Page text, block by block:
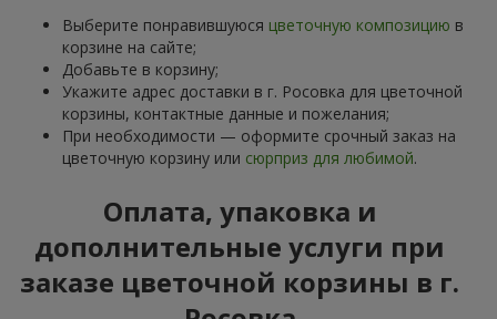
Выберите понравившуюся цветочную композицию в
корзине на сайте;
Добавьте в корзину;
Укажите адрес доставки в г. Росовка для цветочной
корзины, контактные данные и пожелания;
При необходимости — оформите срочный заказ на
цветочную корзину или сюрприз для любимой.
Оплата, упаковка и
дополнительные услуги при
заказе цветочной корзины в г.